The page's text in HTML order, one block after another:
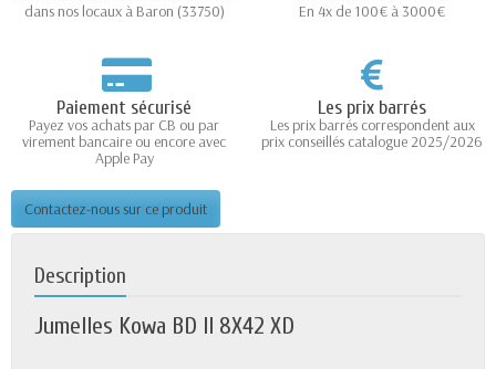
dans nos locaux à Baron (33750)
En 4x de 100€ à 3000€
Paiement sécurisé
Payez vos achats par CB ou par
virement bancaire ou encore avec
Apple Pay
Les prix barrés
Les prix barrés correspondent aux
prix conseillés catalogue 2025/2026
Contactez-nous sur ce produit
Description
Jumelles Kowa BD II 8X42 XD